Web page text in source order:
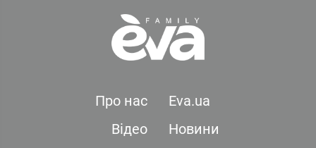
Про нас
Eva.ua
Відео
Новини